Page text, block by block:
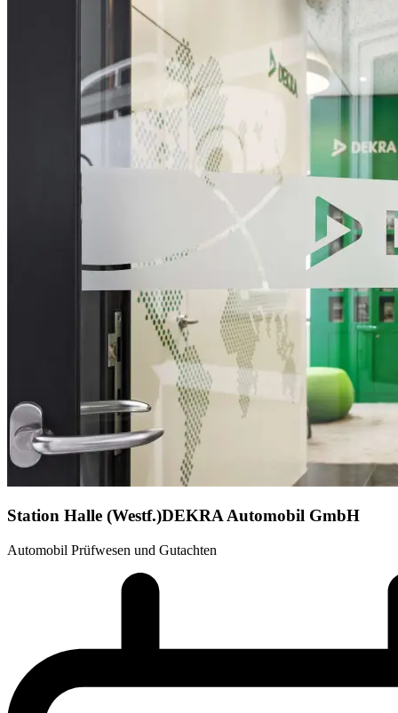
Station Halle (Westf.)DEKRA Automobil GmbH
Automobil Prüfwesen und Gutachten